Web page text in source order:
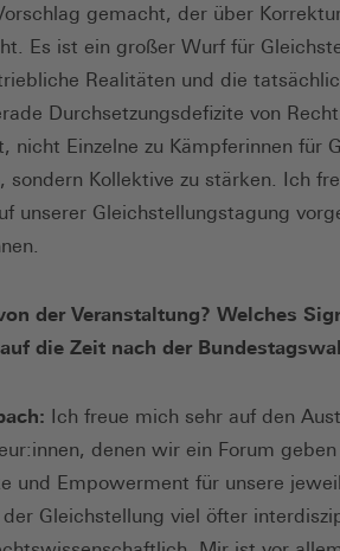
gemacht, der über
Es ist ein großer Wurf für
Realitäten und die
Durchsetzungsdefizite von
nicht Einzelne zu Kämpferinnen für
sondern Kollektive zu stärken. Ich
unserer Gleichstellungstagung
der Veranstaltung? Welches
die Zeit nach der
Ich freue mich sehr auf den
denen wir ein Forum
und Empowerment für unsere
Gleichstellung viel öfter